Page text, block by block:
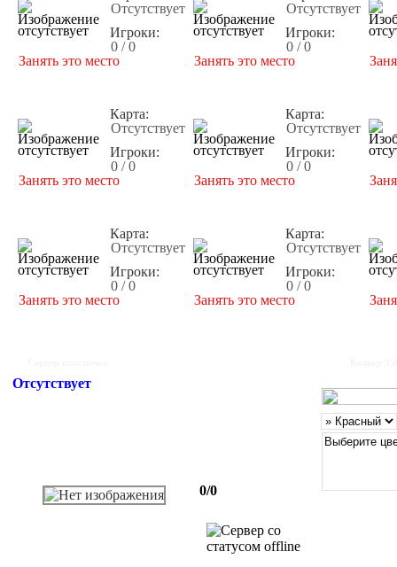
Отсутствует
Игроки:
0 / 0
Занять это место
Отсутствует
Игроки:
0 / 0
Занять это место
Карта:
Отсутствует
Игроки:
0 / 0
Занять это место
Карта:
Отсутствует
Игроки:
0 / 0
Занять это место
Карта:
Отсутствует
Игроки:
0 / 0
Занять это место
Карта:
Отсутствует
Игроки:
0 / 0
Занять это место
Отсутствует
0/0